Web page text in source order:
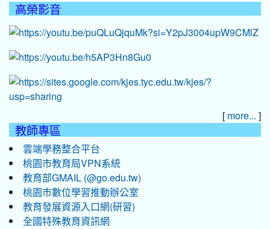
高榮影音
[ more... ]
教師專區
雲端學務整合平台
桃園市教育局VPN系統
教育部GMAIL (@go.edu.tw)
桃園市數位學習推動辦公室
教育發展資源入口網(研習)
全國特殊教育資訊網